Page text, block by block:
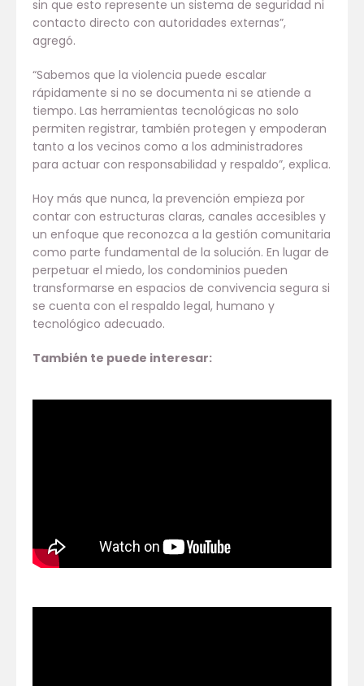
sin que esto represente un sistema de seguridad ni
contacto directo con autoridades externas”,
agregó.
“Sabemos que la violencia puede escalar
rápidamente si no se documenta ni se atiende a
tiempo. Las herramientas tecnológicas no solo
permiten registrar, también protegen y empoderan
tanto a los vecinos como a los administradores
para actuar con responsabilidad y respaldo”, explica.
Hoy más que nunca, la prevención empieza por
contar con estructuras claras, canales accesibles y
un enfoque que reconozca a la gestión comunitaria
como parte fundamental de la solución. En lugar de
perpetuar el miedo, los condominios pueden
transformarse en espacios de convivencia segura si
se cuenta con el respaldo legal, humano y
tecnológico adecuado.
También te puede interesar: